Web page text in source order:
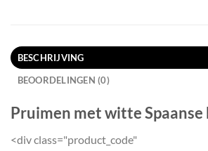
BESCHRIJVING
BEOORDELINGEN (0)
Pruimen met witte Spaanse
<div class="product_code"